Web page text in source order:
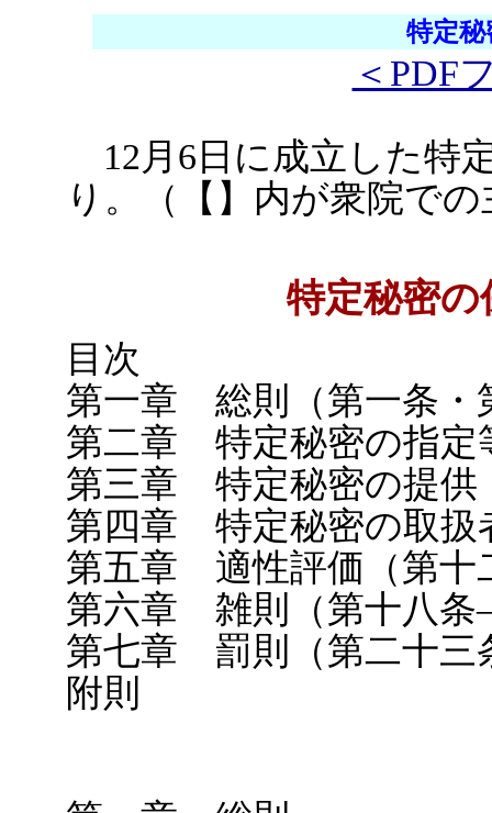
特定
＜PDF
12月6日に成立した特
り。（【】内が衆院で
特定秘密
目次
第一章 総則（第一条・
第二章 特定秘密の指定
第三章 特定秘密の提供
第四章 特定秘密の取扱
第五章 適性評価（第十
第六章 雑則（第十八条
第七章 罰則（第二十三
附則